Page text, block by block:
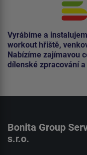
Vyrábíme a
workout hřiště,
Nabízíme zajímavou
dílenské zpracování
Bonita Group
s.r.o.